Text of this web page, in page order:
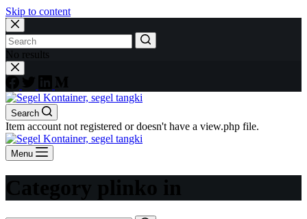
Skip to content
No results
Search
Item account not registered or doesn't have a view.php file.
Menu
Category plinko in